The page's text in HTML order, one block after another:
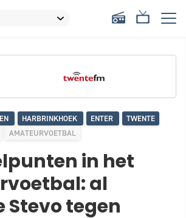
HARBRINKHOEK ENTER
TWENTE
AMATEURVOETBAL
in het
al
Stevo tegen